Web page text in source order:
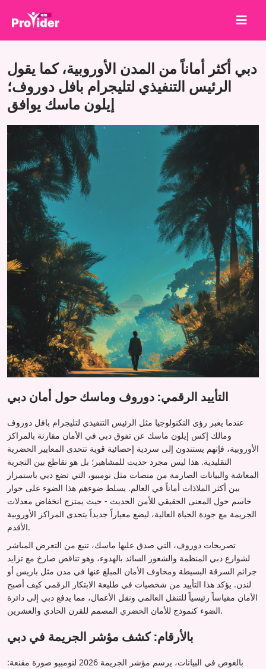
من نحن
تسجيل الدخول
إنشاء حساب
الخدمات
API
الشروط
مدونة
دبي أكثر أماناً من المدن الأوروبية، كما يقول
الرئيس التنفيذي لتليجرام بافل دوروف؛
إيلون ماسك يوافق
التأييد الرقمي: دوروف وماسك حول أمان دبي
عندما يعبر رؤى التكنولوجيا مثل الرئيس التنفيذي لتليجرام بافل دوروف
ومالك إكس إيلون ماسك عن تفوق دبي في الأمان مقارنة بالمراكز
الأوروبية، فإنهم يستندون إلى سردية إحصائية قوية تتحدى المعايير الحضرية
التقليدية. هذا ليس مجرد حديث للمشاهير؛ بل هو تقاطع بين التجربة
المعاشة والبيانات الصارمة من منصات مثل نومبيو، التي تضع دبي باستمرار
بين أكثر الملاذات أماناً في العالم. يسلط ضوءهم هذا الضوء على حوار
حاسم حول المعنى الحقيقي للأمن الحديث - حيث يمتزج انخفاض معدلات
الجريمة مع جودة الحياة العالية، ليضع معياراً جديداً يتحدى المراكز الأوروبية
الأقدم.
تصريحات دوروف، التي صدق عليها ماسك، تنبع من التعرض المباشر
لشوارع دبي المنظمة والشعور السائد بالهدوء، وهو تناقض صارخ مع تزايد
جرائم السرقة البسيطة ومخاوف الأمان المبلغ عنها في مدن مثل باريس أو
لندن. يؤكد هذا التأييد من شخصيات في طليعة الابتكار الرقمي كيف أصبح
الأمان مقياساً رئيسياً للتنقل العالمي ونقل الأعمال، مما يدفع دبي إلى دائرة
الضوء كنموذج للأمان الحضري المصمم للقرن الحادي والعشرين.
بالأرقام: كشف مؤشر الجريمة في دبي
بالغوص في البيانات، يرسم مؤشر الجريمة 2026 لنومبيو صورة مقنعة: